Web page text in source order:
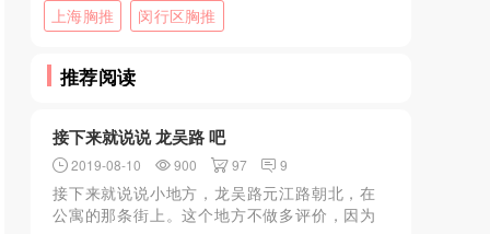
上海胸推 闵行区胸推
推荐阅读
接下来就说说 龙吴路 吧
2019-08-10 900 97 9
接下来就说说小地方，龙吴路元江路朝北，在
公寓的那条街上。这个地方不做多评价，因为